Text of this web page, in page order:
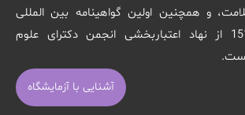
و همچنین اولین گواهینامه بین المللی
استاندارد ایزو 15189 از نهاد اعتباربخشی انجمن دکترای علوم
آشنایی با آزمایشگاه